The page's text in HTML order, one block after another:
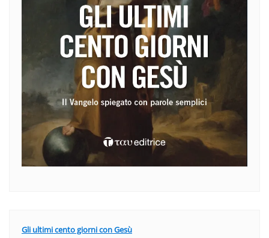
Gli ultimi cento giorni con Gesù